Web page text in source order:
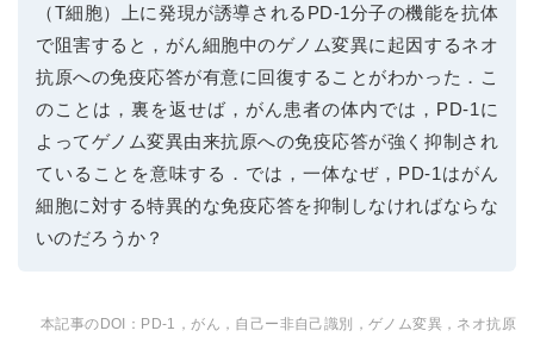
（T細胞）上に発現が誘導されるPD-1分子の機能を抗体
で阻害すると，がん細胞中のゲノム変異に起因するネオ
抗原への免疫応答が有意に回復することがわかった．こ
のことは，裏を返せば，がん患者の体内では，PD-1に
よってゲノム変異由来抗原への免疫応答が強く抑制され
ていることを意味する．では，一体なぜ，PD-1はがん
細胞に対する特異的な免疫応答を抑制しなければならな
いのだろうか？
PD-1，がん，自己ー非自己識別，ゲノム変異，ネオ抗原